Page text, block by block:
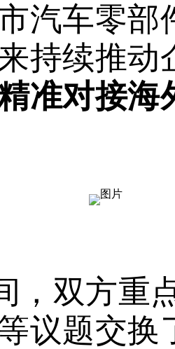
汽车零部
持续推动
准对接
，双方重
议题交换